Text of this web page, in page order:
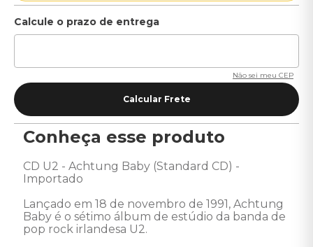
Não sei meu CEP
Conheça esse produto
CD U2 - Achtung Baby (Standard CD) -
Importado
Lançado em 18 de novembro de 1991, Achtung
Baby é o sétimo álbum de estúdio da banda de
pop rock irlandesa U2.